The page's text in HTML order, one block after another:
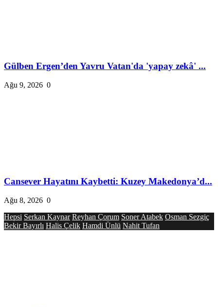
Gülben Ergen’den Yavru Vatan'da 'yapay zekâ' ...
Ağu 9, 2026 0
Cansever Hayatını Kaybetti: Kuzey Makedonya’d...
Ağu 8, 2026 0
Hepsi Serkan Kaynar Reyhan Çorum Soner Atabek Osman Sezgiç
Bekir Bayırlı Halis Çelik Hamdi Ünlü Nahit Tufan